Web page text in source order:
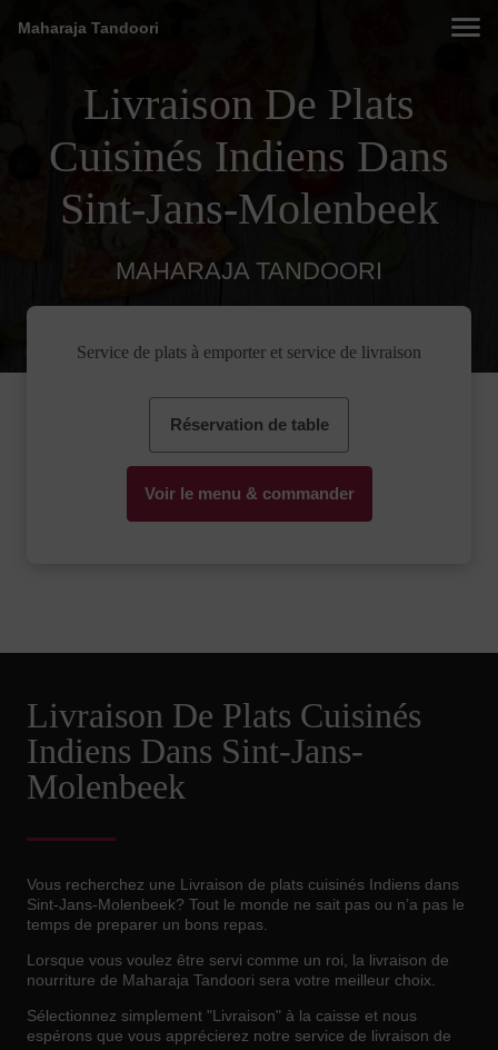
Maharaja Tandoori
Livraison De Plats
Cuisinés Indiens Dans
Sint-Jans-Molenbeek
MAHARAJA TANDOORI
Service de plats à emporter et service de livraison
Réservation de table
Voir le menu & commander
Livraison De Plats Cuisinés
Indiens Dans Sint-Jans-
Molenbeek
Vous recherchez une Livraison de plats cuisinés Indiens dans
Sint-Jans-Molenbeek? Tout le monde ne sait pas ou n’a pas le
temps de preparer un bons repas.
Lorsque vous voulez être servi comme un roi, la livraison de
nourriture de Maharaja Tandoori sera votre meilleur choix.
Sélectionnez simplement "Livraison" à la caisse et nous
espérons que vous apprécierez notre service de livraison de